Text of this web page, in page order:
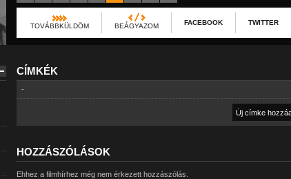
TOVÁBBKÜLDÖM BEÁGYAZOM FACEBOOK TWITTER
CÍMKÉK
-
HOZZÁSZÓLÁSOK
Ehhez a filmhírhez még nem érkezett hozzászólás.